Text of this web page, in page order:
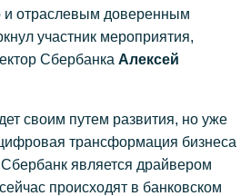
и отраслевым доверенным
участник мероприятия,
Сбербанка Алексей
своим путем развития, но уже
трансформация бизнеса
является драйвером
происходят в банковском